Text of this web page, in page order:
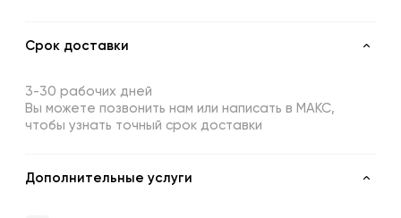
Срок доставки
3-30 рабочих дней
Вы можете позвонить нам или написать в МАКС,
чтобы узнать точный срок доставки
Дополнительные услуги